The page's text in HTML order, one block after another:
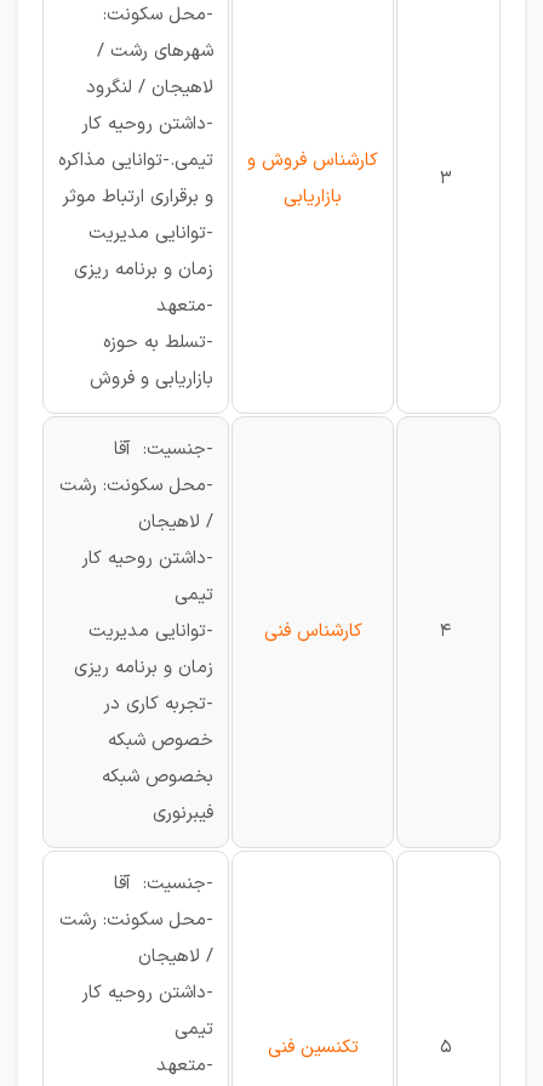
کارشناس فروش و
بازاریابی
-محل سکونت:
شهرهای رشت /
لاهیجان / لنگرود
-داشتن روحیه کار
تیمی.-توانایی مذاکره
و برقراری ارتباط موثر
-توانایی مدیریت
زمان و برنامه ریزی
-متعهد
-تسلط به حوزه
بازاریابی و فروش
کارشناس فنی
-جنسیت: آقا
-محل سکونت: رشت
/ لاهیجان
-داشتن روحیه کار
تیمی
-توانایی مدیریت
زمان و برنامه ریزی
-تجربه کاری در
خصوص شبکه
بخصوص شبکه
فیبرنوری
تکنسین فنی
-جنسیت: آقا
-محل سکونت: رشت
/ لاهیجان
-داشتن روحیه کار
تیمی
-متعهد